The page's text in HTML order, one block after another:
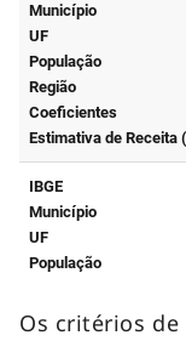
Os critérios